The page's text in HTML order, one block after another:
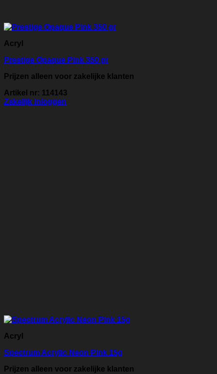
Acryl
Prestige Opaque Pink 350 gr
Prijzen alleen voor zakelijke klanten
Artikel nr: 114143
Zakelijk inloggen
Acryl
Spectrum Acrylic Neon Pink 15g
Prijzen alleen voor zakelijke klanten